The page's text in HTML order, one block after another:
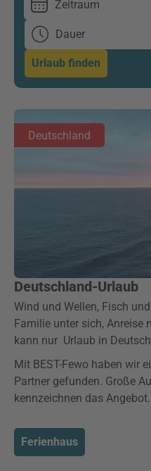
Zeitraum
Dauer
Urlaub finden
Deutschland
Deutschland-Urlaub
Wind und Wellen, Fisch
Familie unter sich, Anreise
kann nur Urlaub in
Mit BEST-Fewo haben wir
Partner gefunden. Große
kennzeichnen das Angebot.
Ferienhaus